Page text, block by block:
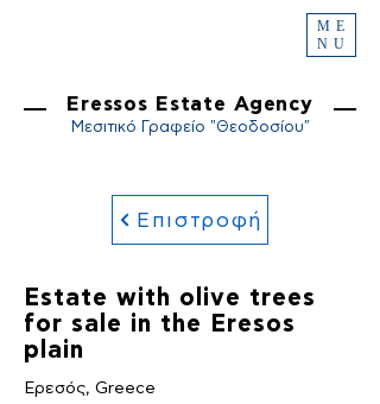
Eressos Estate Agency
Μεσιτικό Γραφείο "Θεοδοσίου"
ME
NU
Επιστροφή
Estate with olive trees
for sale in the Eresos
plain
Ερεσός, Greece